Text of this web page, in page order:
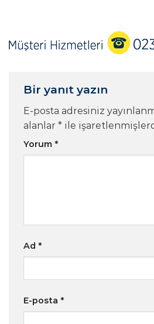
Bir yanıt yazın
E-posta adresiniz
alanlar * ile
Yorum *
Ad *
E-posta *